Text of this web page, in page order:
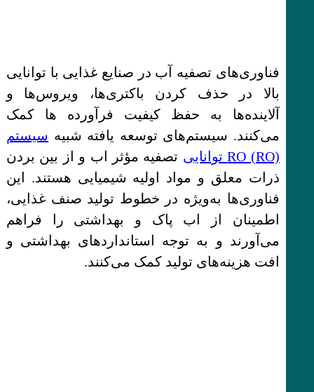
فناوری‌های تصفیه آب در صنایع غذایی با توانایی
بالا در حذف کردن باکتری‌ها، ویروس‌ها و
آلاینده‌ها به حفظ کیفیت فرآورده ها کمک
می‌کنند. سیستم‌های توسعه یافته شبیه سیستم
RO (RO) توانایی
تصفیه مؤثر اب و از بین بردن
ذرات معلق و مواد اولیه شیمیایی هستند. این
فناوری‌ها به‌ویژه در خطوط تولید صنف غذایی،
اطمینان از اب پاک و بهداشتی را فراهم
می‌آورند و به توجه استانداردهای بهداشتی و
افت هزینه‌های تولید کمک می‌کنند.